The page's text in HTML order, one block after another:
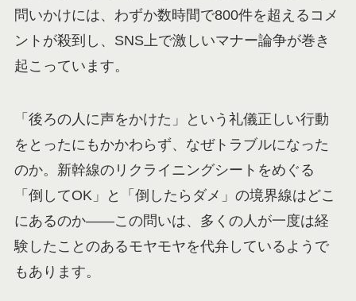
問いかけには、わずか数時間で800件を超えるコメ
ントが殺到し、SNS上で激しいマナー論争が巻き
起こっています。
「後ろの人に声をかけた」という礼儀正しい行動
をとったにもかかわらず、なぜトラブルになった
のか。新幹線のリクライニングシートをめぐる
「倒してOK」と「倒したらダメ」の境界線はどこ
にあるのか——この問いは、多くの人が一度は経
験したことのあるモヤモヤを代弁しているようで
もあります。